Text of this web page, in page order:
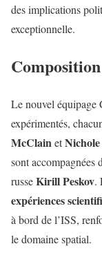
des implications
exceptionnelle.
Le nouvel équipage
expérimentés,
McClainet
sont accompagnées
russeKirill Peskov.
expériences
à bord de l’ISS,
le domaine spatial.